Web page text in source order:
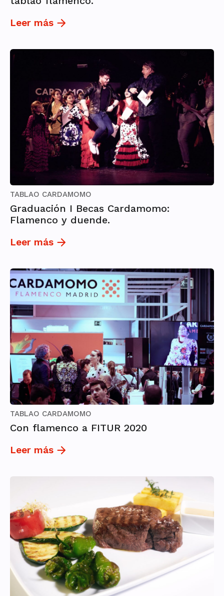
Leer más
TABLAO CARDAMOMO
Graduación I Becas Cardamomo:
Flamenco y duende.
Leer más
TABLAO CARDAMOMO
Con flamenco a FITUR 2020
Leer más